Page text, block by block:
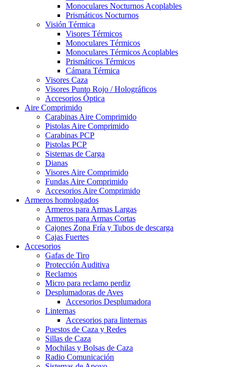
Monoculares Nocturnos Acoplables
Prismáticos Nocturnos
Visión Térmica
Visores Térmicos
Monoculares Térmicos
Monoculares Térmicos Acoplables
Prismáticos Térmicos
Cámara Térmica
Visores Caza
Visores Punto Rojo / Holográficos
Accesorios Óptica
Aire Comprimido
Carabinas Aire Comprimido
Pistolas Aire Comprimido
Carabinas PCP
Pistolas PCP
Sistemas de Carga
Dianas
Visores Aire Comprimido
Fundas Aire Comprimido
Accesorios Aire Comprimido
Armeros homologados
Armeros para Armas Largas
Armeros para Armas Cortas
Cajones Zona Fría y Tubos de descarga
Cajas Fuertes
Accesorios
Gafas de Tiro
Protección Auditiva
Reclamos
Micro para reclamo perdiz
Desplumadoras de Aves
Accesorios Desplumadora
Linternas
Accesorios para linternas
Puestos de Caza y Redes
Sillas de Caza
Mochilas y Bolsas de Caza
Radio Comunicación